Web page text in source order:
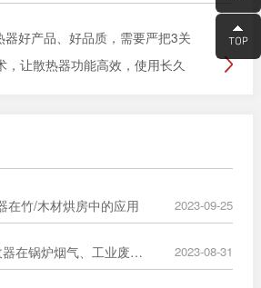
器好产品、好品质，需要严把3关
，让散热器功能高效，使用长久
在竹/木材烘房中的应用 2023-09-25
• 擎立案例 | 余热回收器在锅炉烟气、工业废气中的广泛应用 2023-08-31